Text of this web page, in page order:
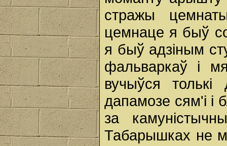
стражы
цемнаце я быў
я быў адзіным
фальваркаў i
вучыўся
дапамозе сям'i i
за
Табарышках не